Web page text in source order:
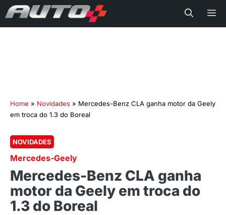
Home » Novidades » Mercedes-Benz CLA ganha motor da Geely
em troca do 1.3 do Boreal
NOVIDADES
Mercedes-Geely
Mercedes-Benz CLA ganha
motor da Geely em troca do
1.3 do Boreal